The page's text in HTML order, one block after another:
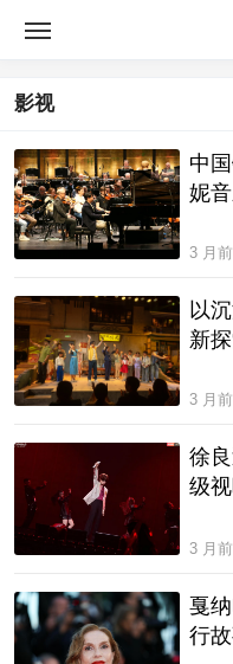
影视
中
妮
3 月前
以
新
3 月前
徐
级
3 月前
戛
行